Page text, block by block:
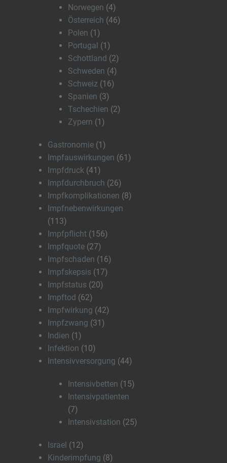
Norwegen (4)
Österreich (46)
Polen (1)
Portugal (1)
Schottland (2)
Schweden (4)
Schweiz (16)
Spanien (3)
Tschechien (2)
Zypern (1)
Gastronomie (1)
Impfauswirkungen (61)
Impfdruck (41)
Impfdurchbruch (26)
Impfkomplikationen (8)
Impfnebenwirkungen
(113)
Impfpflicht (156)
Impfquote (27)
Impfschaden (16)
Impfskepsis (17)
Impfstatus (20)
Impftod (62)
Impfwirkung (42)
Impfzwang (31)
Indien (1)
Infektion (10)
Intensivversorgung (44)
Intensivbetten (15)
Intensivpatienten
(7)
Intensivstation (25)
Israel (12)
Kinderimpfung (8)